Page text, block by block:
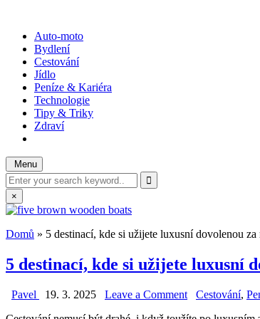
content
WOTODO?
rady, tipy a triky
Auto-moto
Bydlení
Cestování
Jídlo
Peníze & Kariéra
Technologie
Tipy & Triky
Zdraví
Menu
Search
for:
×
Domů » 5 destinací, kde si užijete luxusní dovolenou za
5 destinací, kde si užijete luxusní
Pavel 19. 3. 2025 Leave a CommentonPosted
Cestování,